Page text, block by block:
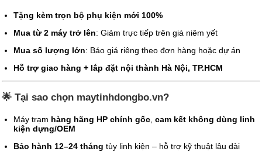
Tặng kèm trọn bộ phụ kiện mới 100%
Mua từ 2 máy trở lên: Giảm trực tiếp trên giá niêm yết
Mua số lượng lớn: Báo giá riêng theo đơn hàng hoặc dự án
Hỗ trợ giao hàng + lắp đặt nội thành Hà Nội, TP.HCM
🌟 Tại sao chọn maytinhdongbo.vn?
Máy trạm hàng hãng HP chính gốc, cam kết không dùng linh
kiện dựng/OEM
Bảo hành 12–24 tháng tùy linh kiện – hỗ trợ kỹ thuật lâu dài